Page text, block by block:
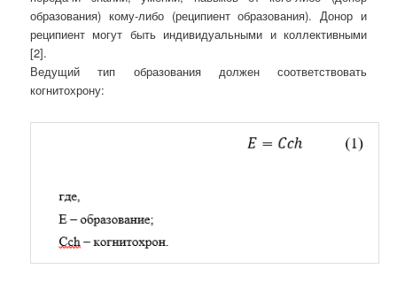
образования) кому-либо (реципиент образования). Донор и
реципиент могут быть индивидуальными и коллективными
[2].
Ведущий тип образования должен соответствовать
когнитохрону: